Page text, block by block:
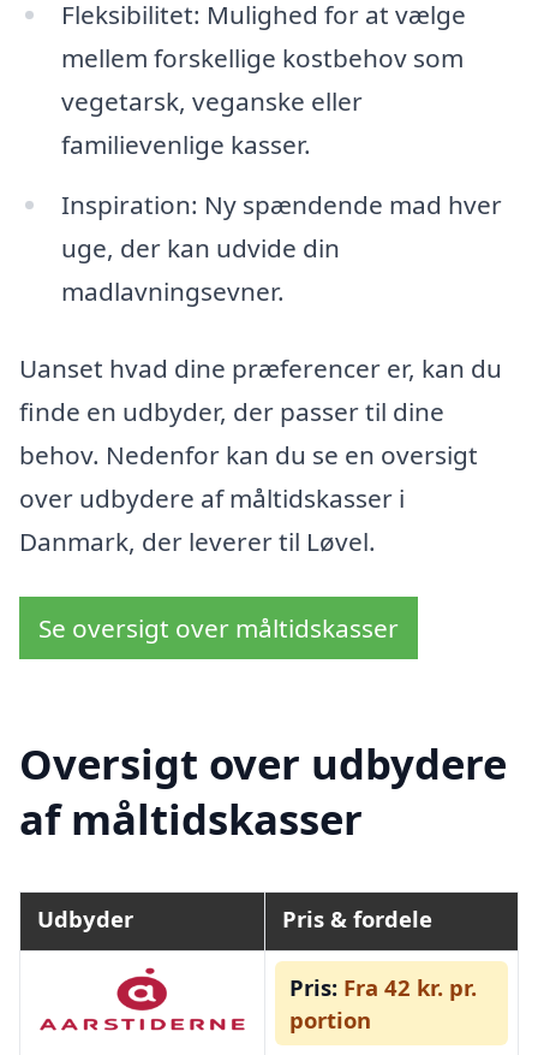
Fleksibilitet: Mulighed for at vælge
mellem forskellige kostbehov som
vegetarsk, veganske eller
familievenlige kasser.
Inspiration: Ny spændende mad hver
uge, der kan udvide din
madlavningsevner.
Uanset hvad dine præferencer er, kan du
finde en udbyder, der passer til dine
behov. Nedenfor kan du se en oversigt
over udbydere af måltidskasser i
Danmark, der leverer til Løvel.
Se oversigt over måltidskasser
Oversigt over udbydere
af måltidskasser
Udbyder Pris & fordele
Pris: Fra 42 kr. pr.
portion